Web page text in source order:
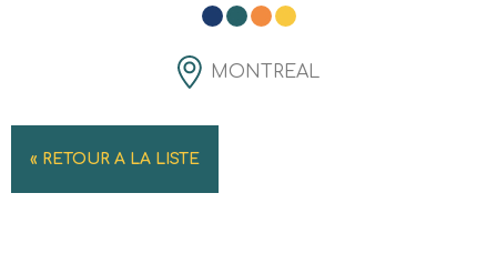
MONTREAL
« RETOUR A LA LISTE